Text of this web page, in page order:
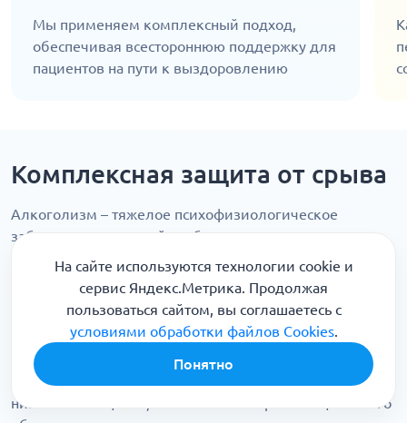
Мы применяем комплексный подход,
обеспечивая всестороннюю поддержку для
пациентов на пути к выздоровлению
Комплексная защита от срыва
Алкоголизм – тяжелое психофизиологическое
заболевание с важной особенностью: предпосылки к
нему формируются еще задолго до начала активного
злоупотребления.
Так, пациент может употреблять алкоголь в качестве
успокоительного при низкой стрессоустойчивости,
«запивать» им болезненные переживания и
воспоминания, использовать в качестве «допинга» при
низкой самооценке, комплексах и страхах социального
На сайте используются технологии cookie и
сервис Яндекс.Метрика. Продолжая
пользоваться сайтом, вы соглашаетесь с
условиями обработки файлов Cookies.
Понятно